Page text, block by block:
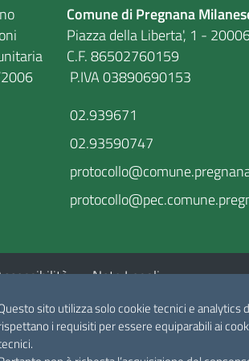
sito utilizza solo cookie tecnici e analytics
i requisiti per essere equiparabili ai
Comune di Pregnana
Piazza della Liberta', 1 -
C.F.
P.IVA 03890690153
02.939671
02.93590747
Note Legali